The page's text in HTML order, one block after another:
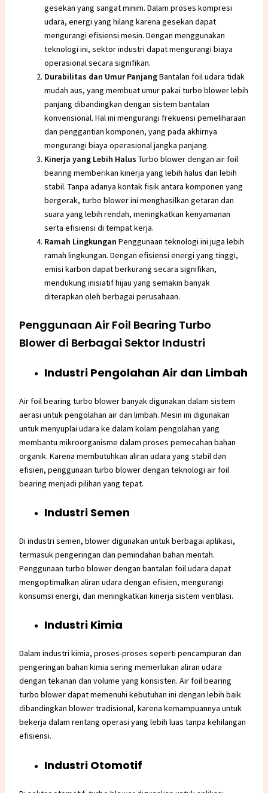
gesekan yang sangat minim. Dalam proses kompresi
udara, energi yang hilang karena gesekan dapat
mengurangi efisiensi mesin. Dengan menggunakan
teknologi ini, sektor industri dapat mengurangi biaya
operasional secara signifikan.
Durabilitas dan Umur PanjangBantalan foil udara tidak
mudah aus, yang membuat umur pakai turbo blower lebih
panjang dibandingkan dengan sistem bantalan
konvensional. Hal ini mengurangi frekuensi pemeliharaan
dan penggantian komponen, yang pada akhirnya
mengurangi biaya operasional jangka panjang.
Kinerja yang Lebih Halus Turbo blower dengan air foil
bearing memberikan kinerja yang lebih halus dan lebih
stabil. Tanpa adanya kontak fisik antara komponen yang
bergerak, turbo blower ini menghasilkan getaran dan
suara yang lebih rendah, meningkatkan kenyamanan
serta efisiensi di tempat kerja.
Ramah Lingkungan Penggunaan teknologi ini juga lebih
ramah lingkungan. Dengan efisiensi energi yang tinggi,
emisi karbon dapat berkurang secara signifikan,
mendukung inisiatif hijau yang semakin banyak
diterapkan oleh berbagai perusahaan.
Penggunaan Air Foil Bearing Turbo
Blower di Berbagai Sektor Industri
Industri Pengolahan Air dan Limbah
Air foil bearing turbo blower banyak digunakan dalam sistem
aerasi untuk pengolahan air dan limbah. Mesin ini digunakan
untuk menyuplai udara ke dalam kolam pengolahan yang
membantu mikroorganisme dalam proses pemecahan bahan
organik. Karena membutuhkan aliran udara yang stabil dan
efisien, penggunaan turbo blower dengan teknologi air foil
bearing menjadi pilihan yang tepat.
Industri Semen
Di industri semen, blower digunakan untuk berbagai aplikasi,
termasuk pengeringan dan pemindahan bahan mentah.
Penggunaan turbo blower dengan bantalan foil udara dapat
mengoptimalkan aliran udara dengan efisien, mengurangi
konsumsi energi, dan meningkatkan kinerja sistem ventilasi.
Industri Kimia
Dalam industri kimia, proses-proses seperti pencampuran dan
pengeringan bahan kimia sering memerlukan aliran udara
dengan tekanan dan volume yang konsisten. Air foil bearing
turbo blower dapat memenuhi kebutuhan ini dengan lebih baik
dibandingkan blower tradisional, karena kemampuannya untuk
bekerja dalam rentang operasi yang lebih luas tanpa kehilangan
efisiensi.
Industri Otomotif